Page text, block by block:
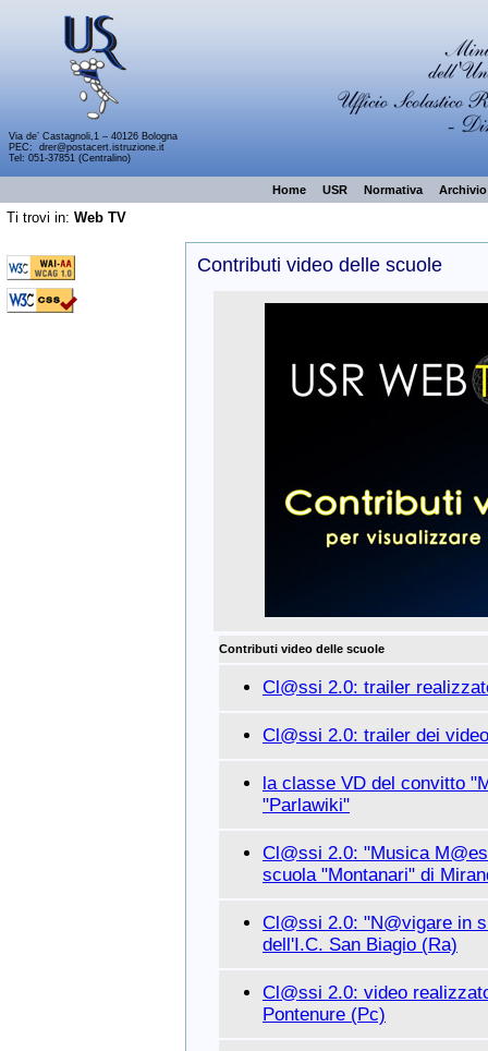
Via de’ Castagnoli,1 – 40126 Bologna
PEC: drer@postacert.istruzione.it
Tel: 051-37851 (Centralino)
Home USR Normativa Archivio
Ti trovi in: Web TV
Contributi video delle scuole
Contributi video delle scuole
Cl@ssi 2.0: trailer
Cl@ssi 2.0: trailer dei
la classe VD del convitto
"Parlawiki"
Cl@ssi 2.0: "Musica
scuola "Montanari" di
Cl@ssi 2.0: "N@vigare in
dell'I.C. San Biagio (Ra)
Cl@ssi 2.0: video
Pontenure (Pc)